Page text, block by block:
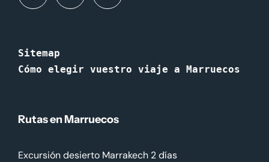
Sitemap
Cómo elegir vuestro viaje a Marruecos
Rutas en Marruecos
Excursión desierto Marrakech 2 días